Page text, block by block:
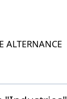
ALTERNANCE